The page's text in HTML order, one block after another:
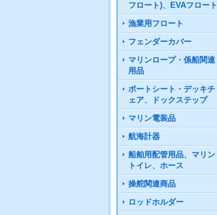
フロート)、EVAフロート
漁業用フロート
フェンダーカバー
マリンロープ・係船関連
用品
ボートシート・デッキチ
ェア、ドックステップ
マリン電装品
航海計器
船舶用配管用品、マリン
トイレ、ホース
操舵関連商品
ロッドホルダー